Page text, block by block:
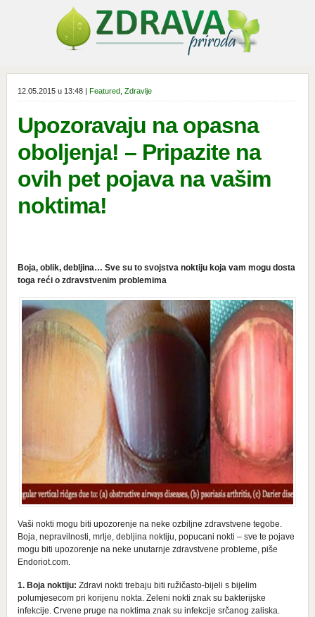
12.05.2015 u 13:48 | Featured, Zdravlje
Upozoravaju na opasna
oboljenja! – Pripazite na
ovih pet pojava na vašim
noktima!
Boja, oblik, debljina… Sve su to svojstva noktiju koja vam mogu dosta
toga reći o zdravstvenim problemima
Vaši nokti mogu biti upozorenje na neke ozbiljne zdravstvene tegobe.
Boja, nepravilnosti, mrlje, debljina noktiju, popucani nokti – sve te pojave
mogu biti upozorenje na neke unutarnje zdravstvene probleme, piše
Endoriot.com.
1. Boja noktiju: Zdravi nokti trebaju biti ružičasto-bijeli s bijelim
polumjesecom pri korijenu nokta. Zeleni nokti znak su bakterijske
infekcije. Crvene pruge na noktima znak su infekcije srčanog zaliska.